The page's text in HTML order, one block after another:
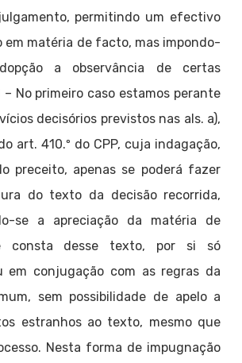
permitindo um efectivo
em matéria de facto, mas impondo-
a observância de certas
No primeiro caso estamos perante
decisórios previstos nas als. a),
art. 410.º do CPP, cuja indagação,
preceito, apenas se poderá fazer
do texto da decisão recorrida,
se a apreciação da matéria de
consta desse texto, por si só
em conjugação com as regras da
sem possibilidade de apelo a
estranhos ao texto, mesmo que
Nesta forma de impugnação